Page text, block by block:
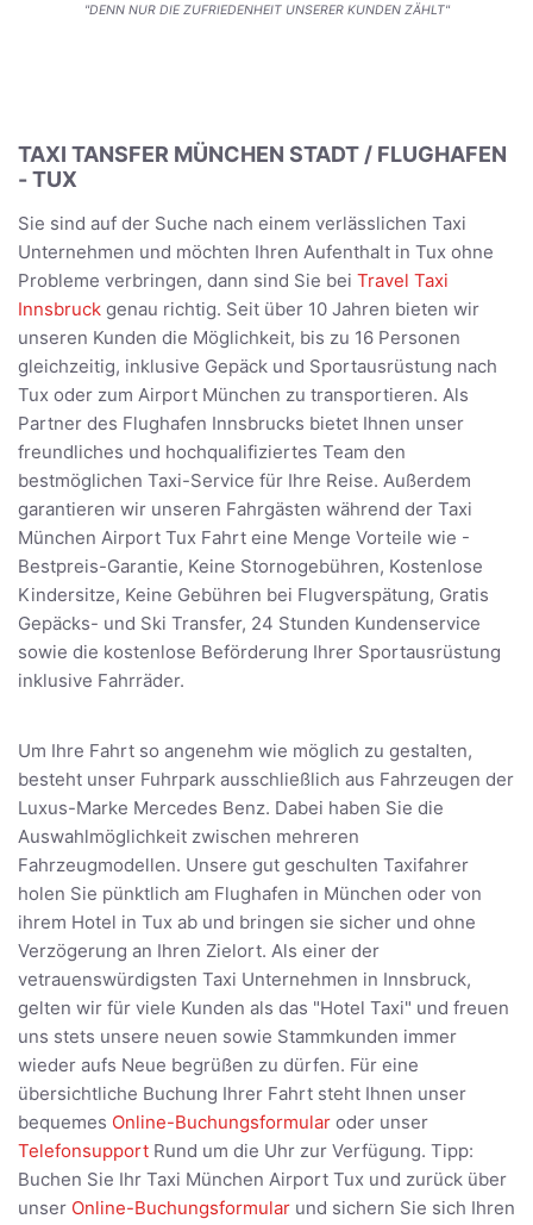
"DENN NUR DIE ZUFRIEDENHEIT UNSERER KUNDEN ZÄHLT"
TAXI TANSFER MÜNCHEN STADT / FLUGHAFEN
- TUX
Sie sind auf der Suche nach einem verlässlichen Taxi
Unternehmen und möchten Ihren Aufenthalt in Tux ohne
Probleme verbringen, dann sind Sie bei Travel Taxi
Innsbruck genau richtig. Seit über 10 Jahren bieten wir
unseren Kunden die Möglichkeit, bis zu 16 Personen
gleichzeitig, inklusive Gepäck und Sportausrüstung nach
Tux oder zum Airport München zu transportieren. Als
Partner des Flughafen Innsbrucks bietet Ihnen unser
freundliches und hochqualifiziertes Team den
bestmöglichen Taxi-Service für Ihre Reise. Außerdem
garantieren wir unseren Fahrgästen während der Taxi
München Airport Tux Fahrt eine Menge Vorteile wie -
Bestpreis-Garantie, Keine Stornogebühren, Kostenlose
Kindersitze, Keine Gebühren bei Flugverspätung, Gratis
Gepäcks- und Ski Transfer, 24 Stunden Kundenservice
sowie die kostenlose Beförderung Ihrer Sportausrüstung
inklusive Fahrräder.
Um Ihre Fahrt so angenehm wie möglich zu gestalten,
besteht unser Fuhrpark ausschließlich aus Fahrzeugen der
Luxus-Marke Mercedes Benz. Dabei haben Sie die
Auswahlmöglichkeit zwischen mehreren
Fahrzeugmodellen. Unsere gut geschulten Taxifahrer
holen Sie pünktlich am Flughafen in München oder von
ihrem Hotel in Tux ab und bringen sie sicher und ohne
Verzögerung an Ihren Zielort. Als einer der
vetrauenswürdigsten Taxi Unternehmen in Innsbruck,
gelten wir für viele Kunden als das "Hotel Taxi" und freuen
uns stets unsere neuen sowie Stammkunden immer
wieder aufs Neue begrüßen zu dürfen. Für eine
übersichtliche Buchung Ihrer Fahrt steht Ihnen unser
bequemes Online-Buchungsformular oder unser
Telefonsupport Rund um die Uhr zur Verfügung. Tipp:
Buchen Sie Ihr Taxi München Airport Tux und zurück über
unser Online-Buchungsformular und sichern Sie sich Ihren